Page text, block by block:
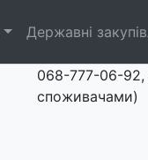
Державні
068-777-06-92,
споживачами)